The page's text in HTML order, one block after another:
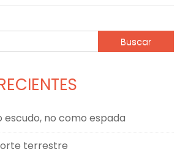
no como espada
terrestre